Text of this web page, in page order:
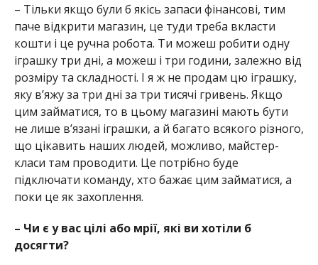
– Тільки якщо були б якісь запаси фінансові, тим
паче відкрити магазин, це туди треба вкласти
кошти і це ручна робота. Ти можеш робити одну
іграшку три дні, а можеш і три години, залежно від
розміру та складності. І я ж не продам цю іграшку,
яку в’яжу за три дні за три тисячі гривень. Якщо
цим займатися, то в цьому магазині мають бути
не лише в’язані іграшки, а й багато всякого різного,
що цікавить наших людей, можливо, майстер-
класи там проводити. Це потрібно буде
підключати команду, хто бажає цим займатися, а
поки це як захоплення.
– Чи є у вас цілі або мрії, які ви хотіли б
досягти?